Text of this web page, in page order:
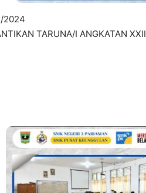
2024
TARUNA/I ANGKATAN XXII